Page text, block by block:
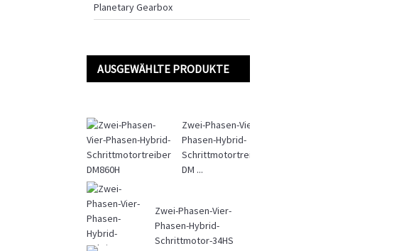
Planetary Gearbox
AUSGEWÄHLTE PRODUKTE
Zwei-Phasen-Vier-
Phasen-Hybrid-
Schrittmotortreiber
DM ...
Zwei-Phasen-Vier-
Phasen-Hybrid-
Schrittmotor-34HS